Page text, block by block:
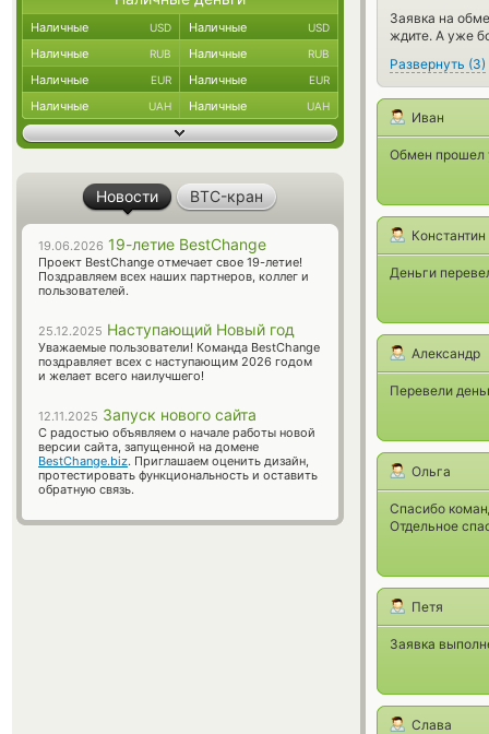
Заявка на
ждите. А уже
Развернуть (3)
Иван
Обмен прошел
Константин
Деньги
Александр
Перевели
Ольга
Спасибо
Отдельное
Петя
Заявка
Слава
Наличные USD Наличные USD
Наличные RUB Наличные RUB
Наличные EUR Наличные EUR
Наличные UAH Наличные UAH
Новости BTC-кран
19.06.2026 19-летие BestChange
Проект BestChange отмечает свое 19-летие!
Поздравляем всех наших партнеров, коллег и
пользователей.
25.12.2025 Наступающий Новый год
Уважаемые пользователи! Команда BestChange
поздравляет всех с наступающим 2026 годом
и желает всего наилучшего!
12.11.2025 Запуск нового сайта
С радостью объявляем о начале работы новой
версии сайта, запущенной на домене
BestChange.biz. Приглашаем оценить дизайн,
протестировать функциональность и оставить
обратную связь.